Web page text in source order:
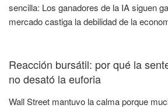
sencilla: Los ganadores de la IA siguen
mercado castiga la debilidad de la
Reacción bursátil: por qué la
no desató la euforia
Wall Street mantuvo la calma porque